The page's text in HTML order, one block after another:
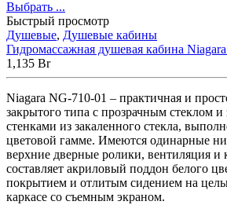
Выбрать ...
Быстрый просмотр
Душевые, Душевые кабины
Гидромассажная душевая кабина
1,135 Br
Niagara NG-710-01 – практичная и
закрытого типа с прозрачным стеклом
стенками из закаленного стекла,
цветовой гамме. Имеются одинарные
верхние дверные ролики, вентиляция
составляет акриловый поддон белого
покрытием и отлитым сидением на
каркасе со съемным экраном.